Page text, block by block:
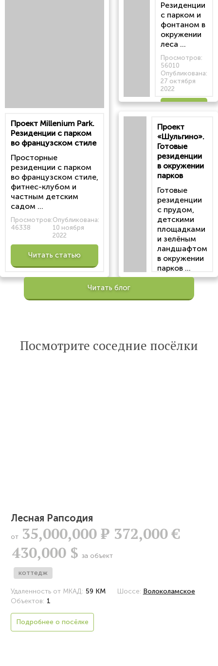
Проект Millenium Park.
Резиденции с парком
во французском стиле
Просторные
резиденции с парком
во французском стиле,
фитнес-клубом и
частным детским
садом ...
Просмотров:
46338
Опубликована:
10 ноября
2022
Читать статью
Резиденции
с парком и
фонтаном в
окружении
леса ...
Просмотров:
56010
Опубликована:
27 октября
2022
статью
Проект
«Шульгино».
Готовые
резиденции
в окружении
парков
Готовые
резиденции
с прудом,
детскими
площадками
и зелёным
ландшафтом
в окружении
парков ...
Просмотров:
Опубликована:
статью
Читать блог
Посмотрите соседние посёлки
Лесная Рапсодия
от 35,000,000Р 372,000 €
430,000 $ за объект
коттедж
Удаленность от МКАД: 59 КМ Шоссе: Волоколамское
Объектов: 1
Подробнее о посёлке